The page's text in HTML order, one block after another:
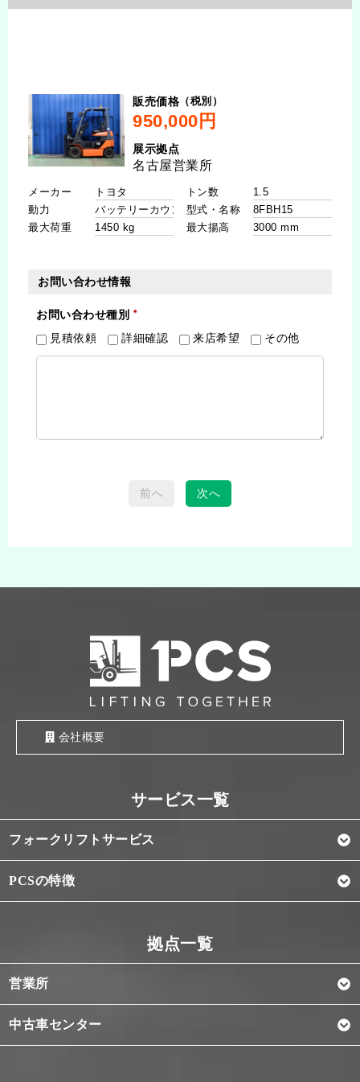
販売価格 （税別）
展示拠点
メーカー
トン数
動力
型式・名称
最大荷重
最大揚高
お問い合わせ情報
お問い合わせ種別
見積依頼
詳細確認 来店希望 その他
前へ 次へ
会社概要
フォークリフトサービス
PCSの特徴
営業所
中古車センター